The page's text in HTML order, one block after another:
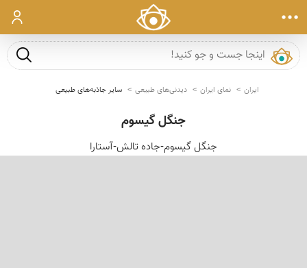
ورود
جست و
ایران نمای ایران دیدنی‌های طبیعی سایر جاذبه‌های طبیعی
جنگل گیسوم
جنگل گیسوم-جاده تالش-آستارا